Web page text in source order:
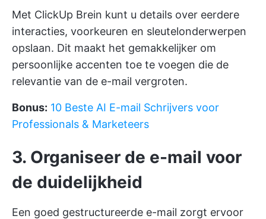
Met ClickUp Brein kunt u details over eerdere
interacties, voorkeuren en sleutelonderwerpen
opslaan. Dit maakt het gemakkelijker om
persoonlijke accenten toe te voegen die de
relevantie van de e-mail vergroten.
Bonus: 10 Beste AI E-mail Schrijvers voor
Professionals & Marketeers
3. Organiseer de e-mail voor
de duidelijkheid
Een goed gestructureerde e-mail zorgt ervoor